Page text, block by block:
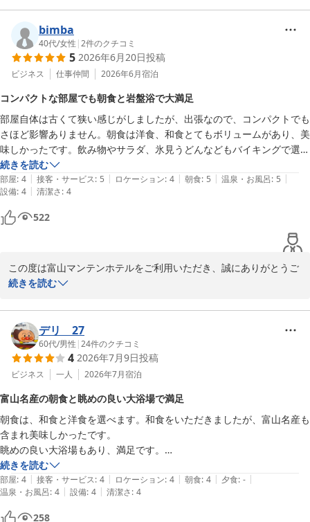
烹」
得々夕食クーポン券をフロントで販売中・「夕食付き宿泊プラ
ン」ネット販売
………………………………………………
お好み枕：5種類から選べる「枕コーナー」　10階エレベーターホ
ール前　※数量限定
………………………………………………
駐車場：24時間　1,000円(税込)　100台収容、ハイルーフ・ワゴン
駐車ＯK
富山マンテンホテル（マンテンホテルグループ）
2026-08-09
■□■　富山マンテンホテルの魅力　■□■
＝＝＝＝＝＝＝＝＝＝＝＝＝＝＝＝＝＝＝＝＝
①アクセス：ＪＲ富山駅改札口正面より、市内電車で5分・桜橋駅
下車(復路優待乗車券有）
………………………………………………
②大浴場：【男湯】 「立山連峰展望浴場」人工ラジウム温泉・サウ
ナ・水風呂・ジェット風呂・露天風呂完備
【女湯】　人工ラジウム温泉、岩盤浴(天照石)・クールダウン室
付無料　※3名様限定(フロント予約要)
………………………………………………
③朝食：立山連峰眺望！！朝風呂入って、ゆっくり寛ぎながら「選
べる！！メイン日替わり和・洋定食」
北陸の味・お袋の味「和定食」、カロリー最適「洋定食」：サラ
………………………………………………
④夕食：ホテル隣接のおすすめ飲食店「焼肉」「居酒屋」「生簀割
烹」
ン」ネット販売
………………………………………………
⑤お好み枕：5種類から選べる「枕コーナー」　10階エレベーター
ホール前　※数量限定
………………………………………………
⑥駐車場：24時間　1,000円(税込)　100台収容、ハイルーフ・ワゴ
ン駐車ＯＫ
富山マンテンホテル（マンテンホテルチェーン）
2026-06-16
ご朝食にご満足いただけたとのこと、大変嬉しく拝読いたしまし
た。和朝食では、季節によって小鉢の焼き魚の内容を替えておりま
すが、富山らしさを感じて頂くために工夫を凝らしております。
取り上げて頂きました、半月型では板を使わないで成型するかまぼ
こは富山ならではのものでございます。いずれも美味しくお召し上
今後も努めてまいります。
女性浴場のジャグジー、予約制の岩盤浴を備えておりますのは富山
のみでございます。
また北陸へお越しの際には、各ホテル違った外観やインテリアも個
性的ですので、その違いもお楽しみいただきながら、今後も是非マ
ンテンホテルチェーンをご利用くださいませ。従業員一同、心より
お待ち申し上げております。
富山マンテンホテル（マンテンホテルグループ）
2026-08-03
bimba
40代/女性 |2件のクチコミ
5 2026年6月20日投稿
ビジネス 仕事仲間 2026年6月宿泊
コンパクトな部屋でも朝食と岩盤浴で大満足
部屋自体は古くて狭い感じがしましたが、出張なので、コンパクトでも
さほど影響ありません。朝食は洋食、和食とてもボリュームがあり、美
味しかったです。飲み物やサラダ、氷見うどんなどもバイキングで選べ
て種類が豊富でした。女性は岩盤浴の予約ができますが、ビジネスホテ
ルに岩盤浴まであるのはなかなかないので、非常にありがたいです。お
風呂も清潔感があり、リファのドライヤーも大浴場に備えつけなので、
いつもよりしっかり髪を乾かしました。リーズナブルで大満足です。
続きを読む
部屋: 4 | 接客・サービス: 5 | ロケーション: 4 | 朝食: 5 | 温泉・お風呂: 5 |
設備: 4 | 清潔さ: 4
522
この度は富山マンテンホテルをご利用いただき、誠にありがとうご
ざいます。
また、朝食にご満足いただけたとのお言葉を大変嬉しく拝読いたし
ました。和食・洋食の定食に加え、サラダやお飲み物、氷見うどん
などをお好みに合わせてお召し上がりいただけるスタイルは、多く
のお客様からご好評をいただいております。
じます。無料・予約制でご利用いただける設備となっており、ビジ
ネスや観光の疲れを癒すひとときとしてご活用いただけましたら幸
いです。大浴場のReFaドライヤーにつきましても、お気に召してい
ただけたようで何よりでございます。
「リーズナブルで大満足」とのお言葉に感謝の気持ちと、これから
も価格以上の価値を感じていただけるホテルを目指して努めてまい
ります。
続きを読む
デリ 27
60代/男性 |24件のクチコミ
4 2026年7月9日投稿
ビジネス 一人 2026年7月宿泊
富山名産の朝食と眺めの良い大浴場で満足
朝食は、和食と洋食を選べます。和食をいただきましたが、富山名産も
含まれ美味しかったです。
眺めの良い大浴場もあり、満足です。
出張で来ましたが、目の前に桜橋駅もあり、アクセスは十分です。
続きを読む
部屋: 4 | 接客・サービス: 4 | ロケーション: 4 | 朝食: 4 | 夕食: - |
温泉・お風呂: 4 | 設備: 4 | 清潔さ: 4
258